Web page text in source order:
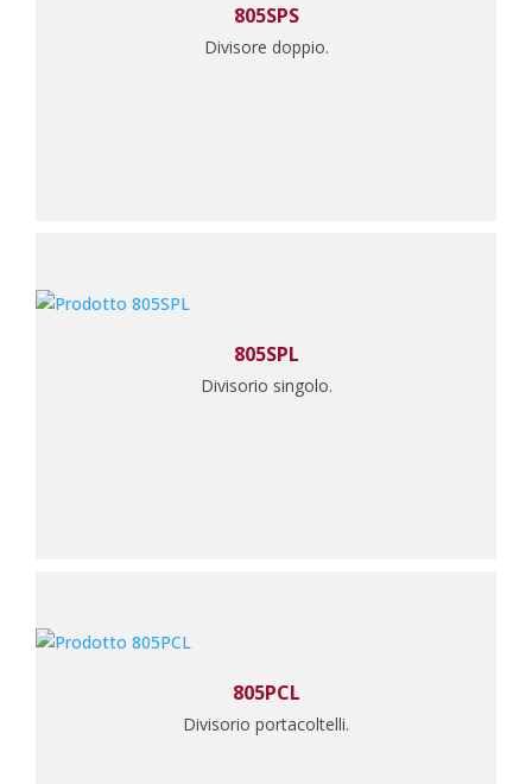
805SPS
Divisore doppio.
805SPL
Divisorio singolo.
805PCL
Divisorio portacoltelli.